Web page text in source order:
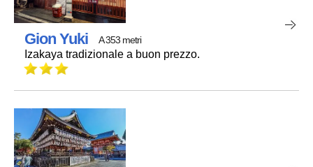
Gion Yuki A 353 metri
Izakaya tradizionale a buon prezzo.